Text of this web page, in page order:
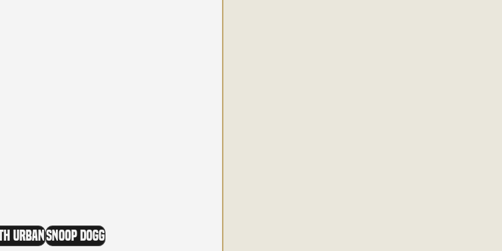
UrbanSnoop Dogg